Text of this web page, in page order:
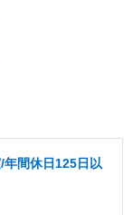
間休日125日以